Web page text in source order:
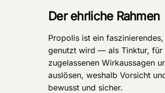
Der ehrliche Rahmen
Propolis ist ein
genutzt wird — als Tinktur, für
zugelassenen Wirkaussagen
auslösen, weshalb Vorsicht
bewusst und sicher.